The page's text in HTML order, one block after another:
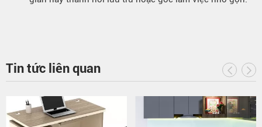
Tin tức liên quan